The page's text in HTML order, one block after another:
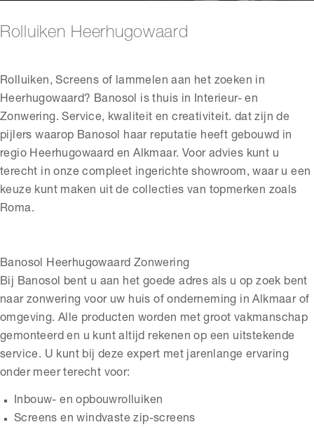
Rolluiken Heerhugowaard
Rolluiken, Screens of lammelen aan het zoeken in
Heerhugowaard? Banosol is thuis in Interieur- en
Zonwering. Service, kwaliteit en creativiteit. dat zijn de
pijlers waarop Banosol haar reputatie heeft gebouwd in
regio Heerhugowaard en Alkmaar. Voor advies kunt u
terecht in onze compleet ingerichte showroom, waar u een
keuze kunt maken uit de collecties van topmerken zoals
Roma.
Banosol Heerhugowaard Zonwering
Bij Banosol bent u aan het goede adres als u op zoek bent
naar zonwering voor uw huis of onderneming in Alkmaar of
omgeving. Alle producten worden met groot vakmanschap
gemonteerd en u kunt altijd rekenen op een uitstekende
service. U kunt bij deze expert met jarenlange ervaring
onder meer terecht voor:
Inbouw- en opbouwrolluiken
Screens en windvaste zip-screens